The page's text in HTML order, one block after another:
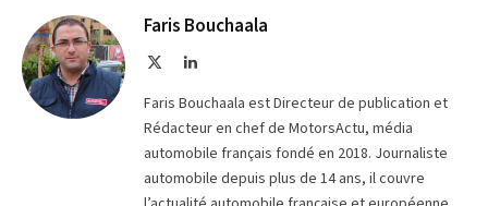
Telegram
Faris Bouchaala
LinkedIn
Faris Bouchaala est Directeur de publication et
Rédacteur en chef de MotorsActu, média
automobile français fondé en 2018. Journaliste
automobile depuis plus de 14 ans, il couvre